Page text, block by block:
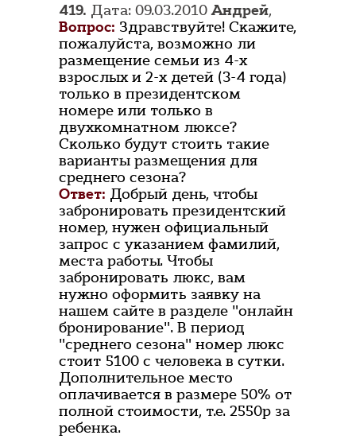
419. Дата: 09.03.2010Андрей,
Вопрос: Здравствуйте! Скажите,
пожалуйста, возможно ли
размещение семьи из 4-х
взрослых и 2-х детей (3-4 года)
только в президентском
номере или только в
двухкомнатном люксе?
Сколько будут стоить такие
варианты размещения для
среднего сезона?
Ответ: Добрый день, чтобы
забронировать президентский
номер, нужен официальный
запрос с указанием фамилий,
места работы. Чтобы
забронировать люкс, вам
нужно оформить заявку на
нашем сайте в разделе "онлайн
бронирование". В период
"среднего сезона" номер люкс
стоит 5100 с человека в сутки.
Дополнительное место
оплачивается в размере 50% от
полной стоимости, т.е. 2550р за
ребенка.